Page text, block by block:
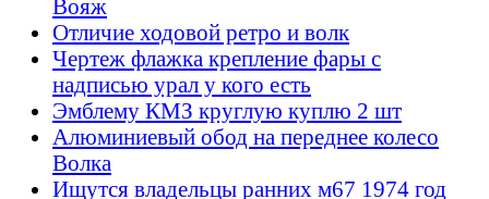
Вояж
Отличие ходовой ретро и волк
Чертеж флажка крепление фары с
надписью урал у кого есть
Эмблему КМЗ круглую куплю 2 шт
Алюминиевый обод на переднее колесо
Волка
Ищутся владельцы ранних м67 1974 год